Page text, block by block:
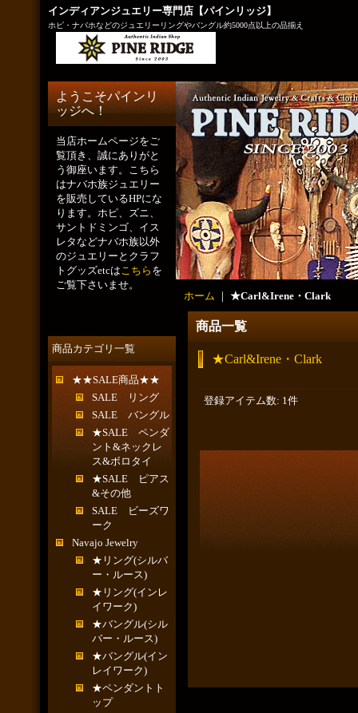
インディアンジュエリー専門店【パインリッジ】
ホピ・ナバホなどのジュエリーリングやバングル約5000点以上の品揃え
ようこそパインリ
ッジへ！
当店ホームページをご
覧頂き、誠にありがと
う御座います。こちら
はナバホ族ジュエリー
を販売しているHPにな
ります。ホピ、ズニ、
サントドミンゴ、イス
レタなどナバホ族以外
のジュエリーとクラフ
トグッズetcはこちら を
ご覧下さいませ。
商品カテゴリ一覧
★★SALE商品★★
SALE リング
SALE バングル
★SALE ペンダ
ント&ネックレ
ス&ボロタイ
★SALE ピアス
&その他
SALE ビーズワ
ーク
Navajo Jewelry
★リング(シルバ
ー・ルース)
★リング(インレ
イワーク)
★バングル(シル
バー・ルース)
★バングル(イン
レイワーク)
★ペンダントト
ップ
ホーム ｜ ★Carl&Irene・Clark
商品一覧
★Carl&Irene・Clark
登録アイテム数: 1件